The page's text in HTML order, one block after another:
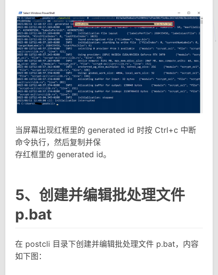
当屏幕出现红框里的 generated id 时按 Ctrl+c 中断
命令执行，然后复制并保
存红框里的 generated id。
5、创建并编辑批处理文件
p.bat
在 postcli 目录下创建并编辑批处理文件 p.bat，内容
如下图：